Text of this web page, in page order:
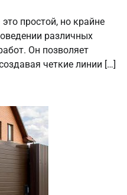
простой, но крайне
различных
Он позволяет
четкие линии […]